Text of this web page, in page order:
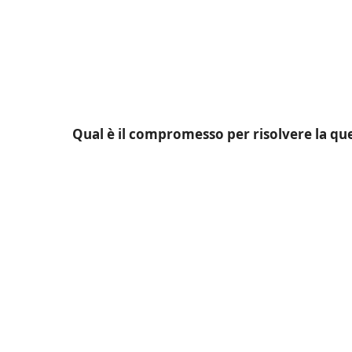
Qual è il compromesso per risolvere la